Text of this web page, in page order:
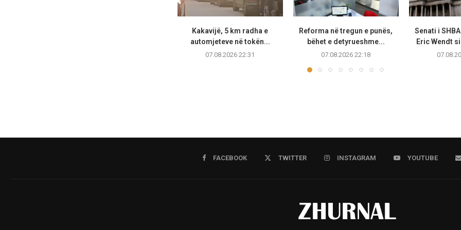
Kakavijë, 5 km radha e
automjeteve në tokën...
07.08.2026 22:31
Reforma në tregun e punës,
bëhet e detyrueshme...
07.08.2026 22:18
Senati i
Eric Wendt
FACEBOOK TWITTER INSTAGRAM YOUTUBE